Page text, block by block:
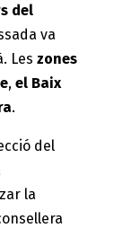
del
va
Les zones
, el Baix
.
del
la